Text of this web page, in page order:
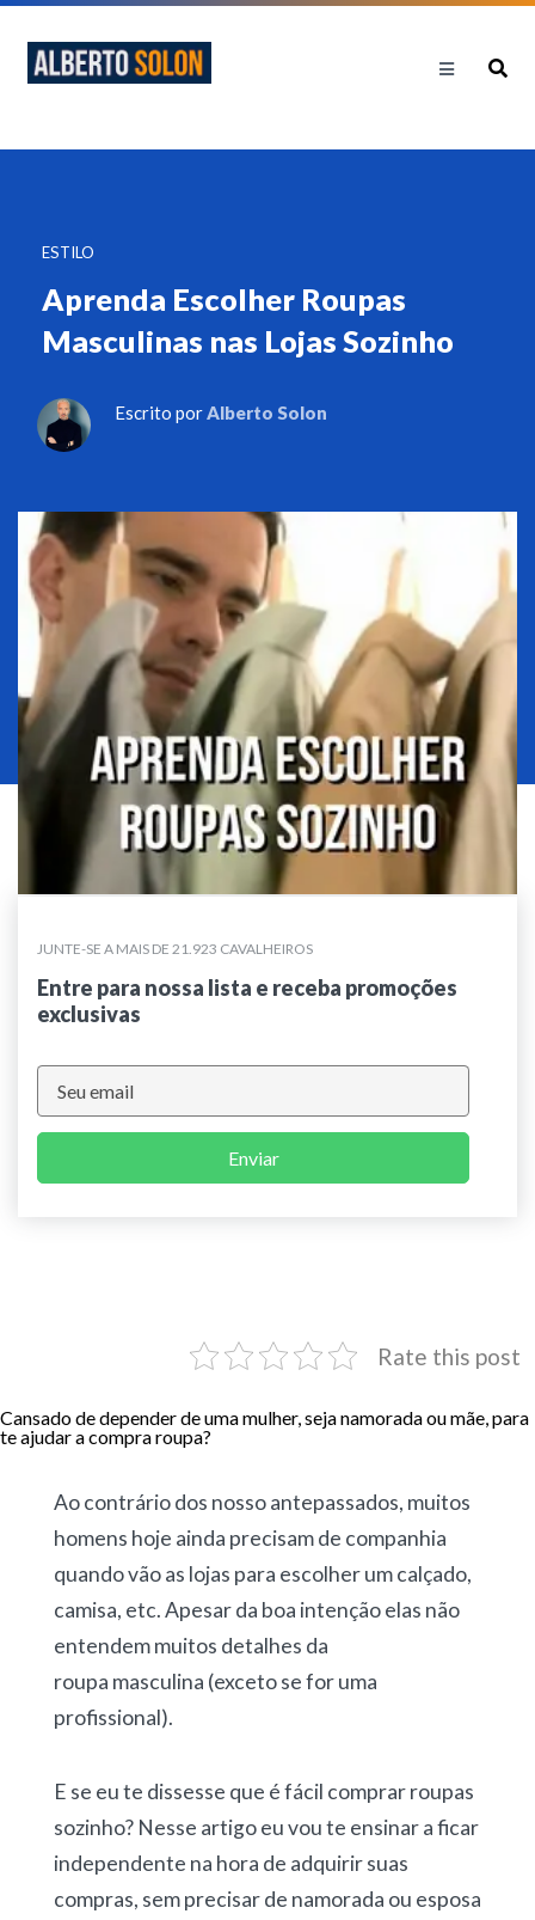
ESTILO
Aprenda Escolher Roupas
Masculinas nas Lojas Sozinho
Escrito porAlberto Solon
JUNTE-SE A MAIS DE 21.923 CAVALHEIROS
Entre para nossa lista e receba promoções
exclusivas
Enviar
Rate this post
Cansado de depender de uma mulher, seja namorada ou mãe, para
te ajudar a compra roupa?
Ao contrário dos nosso antepassados, muitos
homens hoje ainda precisam de companhia
quando vão as lojas para escolher um calçado,
camisa, etc. Apesar da boa intenção elas não
entendem muitos detalhes da
roupa masculina (exceto se for uma
profissional).
E se eu te dissesse que é fácil comprar roupas
sozinho? Nesse artigo eu vou te ensinar a ficar
independente na hora de adquirir suas
compras, sem precisar de namorada ou esposa